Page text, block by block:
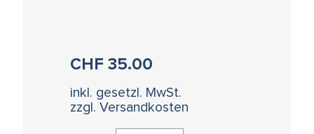
CHF35.00
inkl. gesetzl. MwSt.
zzgl. Versandkosten